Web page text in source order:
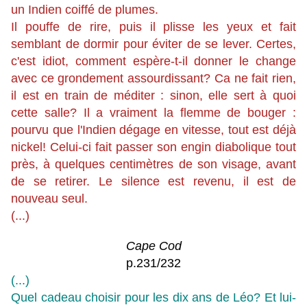
un Indien coiffé de plumes.
Il pouffe de rire, puis il plisse les yeux et fait
semblant de dormir pour éviter de se lever. Certes,
c'est idiot, comment espère-t-il donner le change
avec ce grondement assourdissant? Ca ne fait rien,
il est en train de méditer : sinon, elle sert à quoi
cette salle? Il a vraiment la flemme de bouger :
pourvu que l'Indien dégage en vitesse, tout est déjà
nickel! Celui-ci fait passer son engin diabolique tout
près, à quelques centimètres de son visage, avant
de se retirer. Le silence est revenu, il est de
nouveau seul.
(...)
Cape Cod
p.231/232
(...)
Quel cadeau choisir pour les dix ans de Léo? Et lui-